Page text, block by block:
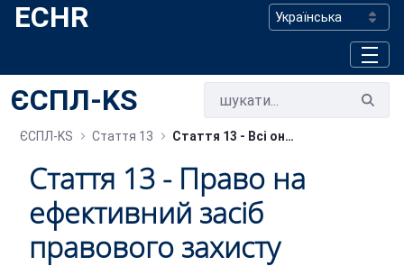
Skip to Main Content
ECHR
ЄСПЛ-KS
ЄСПЛ-KS Стаття 13 Стаття 13 - Bсі оновлення
Стаття 13 - Право на
ефективний засіб
правового захисту